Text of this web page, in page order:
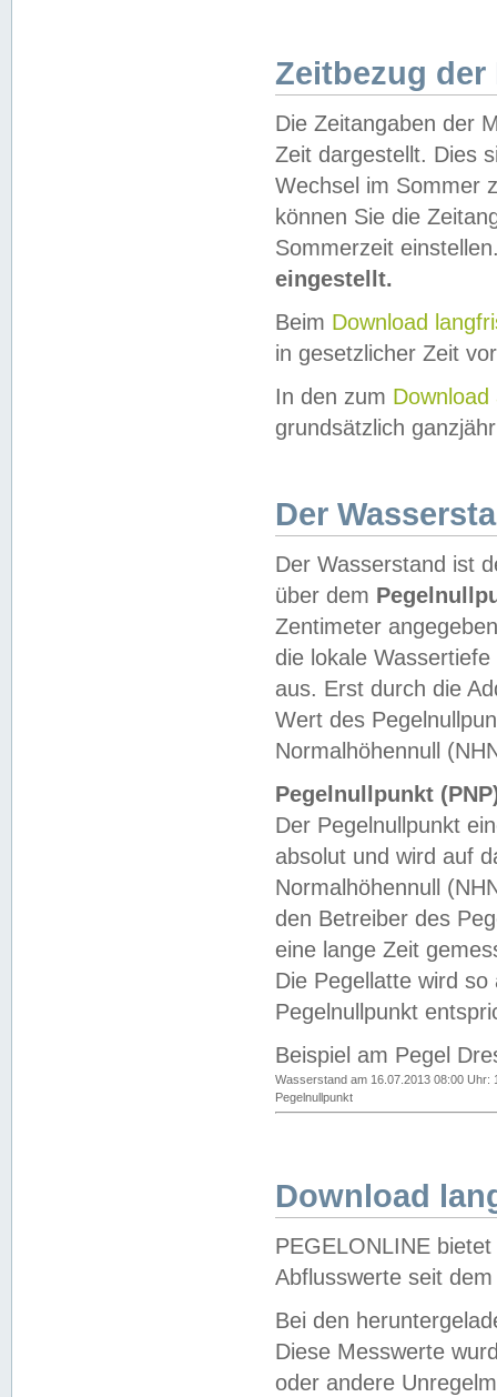
Zeitbezug der
Die Zeitangaben der
Zeit dargestellt. Dies
Wechsel im Sommer
können Sie die
Sommerzeit
eingestellt.
Beim Download
in gesetzlicher Zeit
In den zum Download
grundsätzlich
Der
Der Wasserstand ist
über dem
Zentimeter
die lokale
aus. Erst durch die
Wert des
Normalhöhennull
Pegelnullpunkt
Der Pegelnullpunkt
absolut und wird auf
Normalhöhennull
den Betreiber des
eine lange Zeit
Die Pegellatte wird
Pegelnullpunkt
Beispiel am Pegel
Wasserstand am 16.07.2013 08:00 Uhr:
Pegelnullpunkt
Download
PEGELONLINE
Abflusswerte seit
Bei den
Diese Messwerte
oder andere